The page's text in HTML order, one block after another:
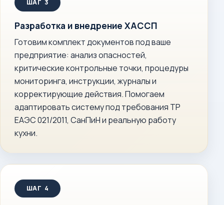
Разработка и внедрение ХАССП
Готовим комплект документов под ваше
предприятие: анализ опасностей,
критические контрольные точки, процедуры
мониторинга, инструкции, журналы и
корректирующие действия. Помогаем
адаптировать систему под требования ТР
ЕАЭС 021/2011, СанПиН и реальную работу
кухни.